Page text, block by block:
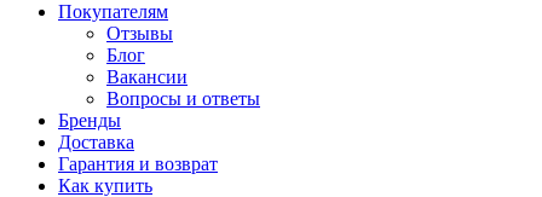
Покупателям
Отзывы
Блог
Вакансии
Вопросы и ответы
Бренды
Доставка
Гарантия и возврат
Как купить